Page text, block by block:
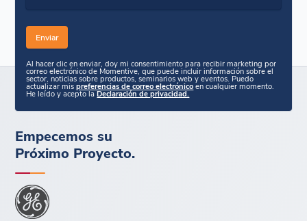
Al hacer clic en enviar, doy mi consentimiento para recibir marketing por
correo electrónico de Momentive, que puede incluir información sobre el
sector, noticias sobre productos, seminarios web y eventos. Puedo
actualizar mispreferencias de correo electrónico en cualquier momento.
He leído y acepto laDeclaración de privacidad.
Empecemos su
Próximo Proyecto.